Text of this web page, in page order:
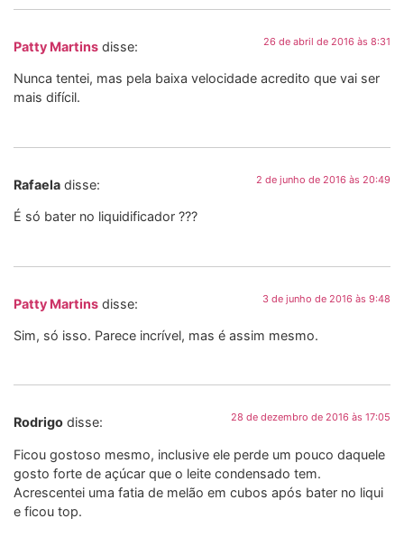
Patty Martins disse: 26 de abril de 2016 às 8:31
Nunca tentei, mas pela baixa velocidade acredito que vai ser
mais difícil.
Rafaela disse: 2 de junho de 2016 às 20:49
É só bater no liquidificador ???
Patty Martins disse: 3 de junho de 2016 às 9:48
Sim, só isso. Parece incrível, mas é assim mesmo.
Rodrigo disse: 28 de dezembro de 2016 às 17:05
Ficou gostoso mesmo, inclusive ele perde um pouco daquele
gosto forte de açúcar que o leite condensado tem.
Acrescentei uma fatia de melão em cubos após bater no liqui
e ficou top.